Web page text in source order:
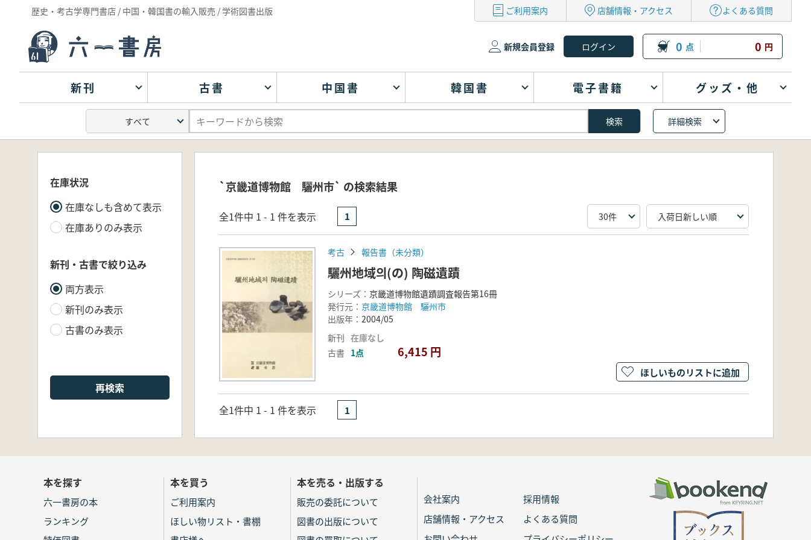
歴史・考古学専門書店 / 中国・韓国書の輸入販売 / 学術図書出版 ご利用案内 店舗情報・アクセス よくある質問
新規会員登録 0 点 0 円
新刊 古書 中国書 韓国書 電子書籍 グッズ・他
詳細検索
在庫状況
在庫なしも含めて表示
在庫ありのみ表示
新刊・古書で絞り込み
両方表示
新刊のみ表示
古書のみ表示
再検索
`京畿道博物館 驪州市` の検索結果
全1件中 1 - 1 件を表示 1
考古 報告書（未分類）
驪州地域의(の) 陶磁遺蹟
シリーズ： 京畿道博物館遺蹟調査報告第16冊
発行元： 京畿道博物館 驪州市
出版年： 2004/05
新刊 在庫なし
古書 1点 6,415 円
ほしいものリストに追加
全1件中 1 - 1 件を表示 1
本を探す
六一書房の本
ランキング
本を買う
ご利用案内
ほしい物リスト・書棚
本を売る・出版する
販売の委託について
図書の出版について
会社案内
採用情報
店舗情報・アクセス
よくある質問